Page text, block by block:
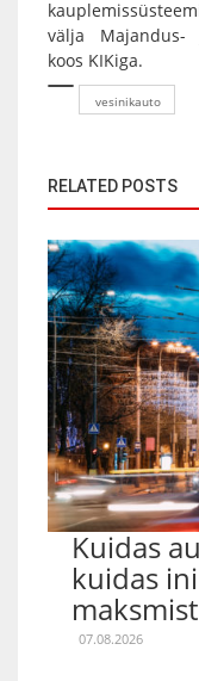
välja Majandus-
koos KIKiga.
vesinikauto
RELATED POSTS
Kuidas
kuidas
07.08.2026